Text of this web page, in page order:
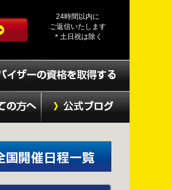
24時間以内に
ご返信いたします
＊土日祝は除く